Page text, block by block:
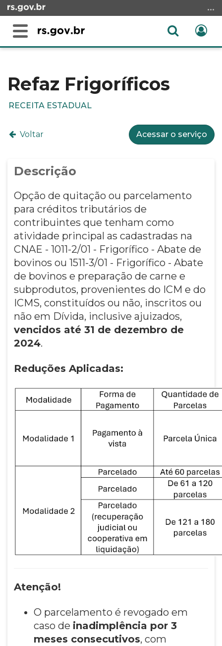
para
conteúdo
menu
busca
Alterna
Abrir
conteúdo
Refaz Frigoríficos
RECEITA ESTADUAL
Voltar Acessar o serviço
Descrição
Opção de quitação ou parcelamento
para créditos tributários de
contribuintes que tenham como
atividade principal as cadastradas na
CNAE - 1011-2/01 - Frigorífico - Abate de
bovinos ou 1511-3/01 - Frigorífico - Abate
de bovinos e preparação de carne e
subprodutos, provenientes do ICM e do
ICMS, constituídos ou não, inscritos ou
não em Dívida, inclusive ajuizados,
vencidos até 31 de dezembro de
2024.
Reduções Aplicadas:
Atenção!
O parcelamento é revogado em
caso de inadimplência por 3
meses consecutivos, com